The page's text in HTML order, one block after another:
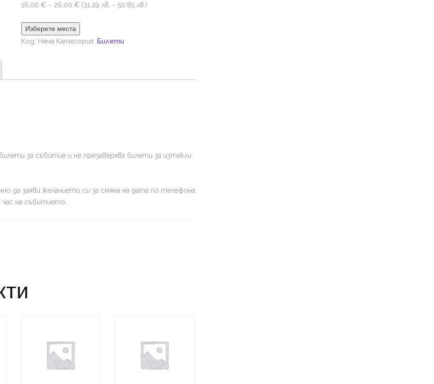
16,00 € – 26,00 €Price
through
(31.29 лв. – 50.85 лв.)
Изберете места
Код: Няма Категория: Билети
за събитие и не презаверява билети за изтекли
да заяви желанието си за смяна на дата по телефона
час на събитието.